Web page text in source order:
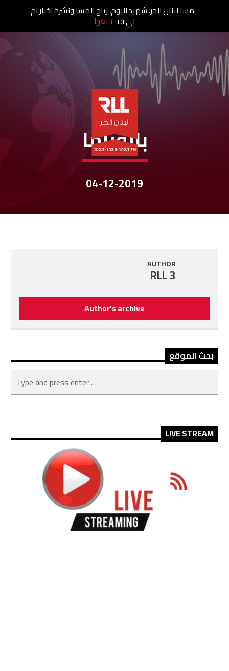
نشرات الأخبار
بانوراما
04-12-2019
AUTHOR
RLL 3
Author's archive
بحث الموقع
LIVE STREAM
مسا لبنان الحر، شهيد اليوم، زياح المسا ونشرة اخبار ام
تي في تابعوا